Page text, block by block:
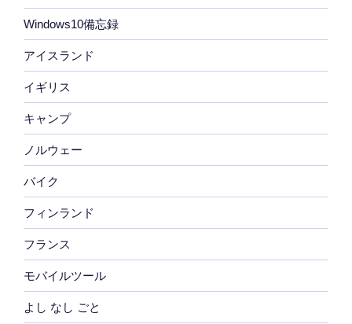
Windows10備忘録
アイスランド
イギリス
キャンプ
ノルウェー
バイク
フィンランド
フランス
モバイルツール
よし なし ごと